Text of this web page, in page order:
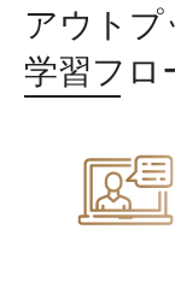
アウトプ
学習フロ